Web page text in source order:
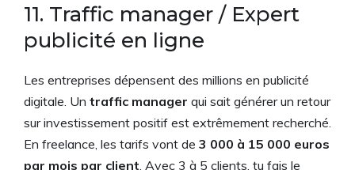
11. Traffic manager / Expert
publicité en ligne
Les entreprises dépensent des millions en publicité
digitale. Un traffic manager qui sait générer un retour
sur investissement positif est extrêmement recherché.
En freelance, les tarifs vont de 3 000 à 15 000 euros
par mois par client . Avec 3 à 5 clients, tu fais le